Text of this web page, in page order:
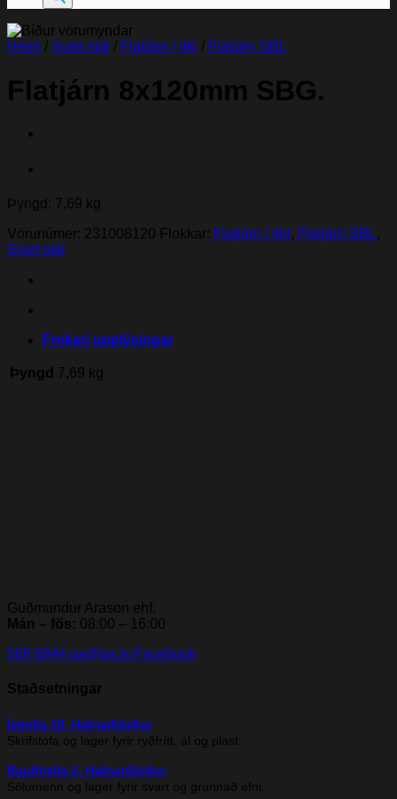
Heim / Svart stál / Flatjárn / 4kt / Flatjárn SBL
Flatjárn 8x120mm SBG.
Þyngd: 7,69 kg
Vörunúmer: 231008120 Flokkar: Flatjárn / 4kt, Flatjárn SBL,
Svart stál
Frekari upplýsingar
Þyngd 7,69 kg
Guðmundur Arason ehf.
Mán – fös: 08:00 – 16:00
568 6844 ga@ga.is Facebook
Staðsetningar
Íshella 10, Hafnarfjörður
Skrifstofa og lager fyrir ryðfrítt, ál og plast.
Rauðhella 2, Hafnarfjörður
Sölumenn og lager fyrir svart og grunnað efni.